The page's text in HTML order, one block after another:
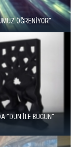
ÖĞRENİYOR"
"DÜN İLE BUGÜN"